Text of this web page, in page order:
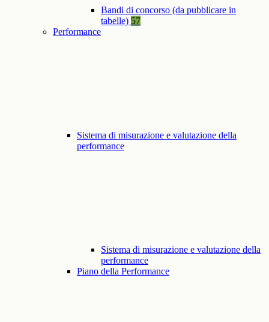
Bandi di concorso (da pubblicare in
tabelle) 57
Performance
Sistema di misurazione e valutazione della
performance
Sistema di misurazione e valutazione della
performance
Piano della Performance